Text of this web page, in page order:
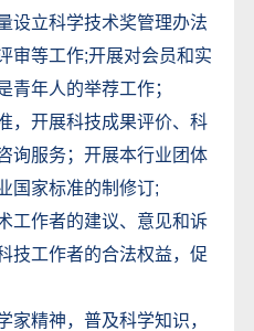
设立科学技术奖管理办法
审等工作;开展对会员和实
青年人的举荐工作；
，开展科技成果评价、科
询服务；开展本行业团体
国家标准的制修订;
工作者的建议、意见和诉
技工作者的合法权益，促
家精神，普及科学知识，